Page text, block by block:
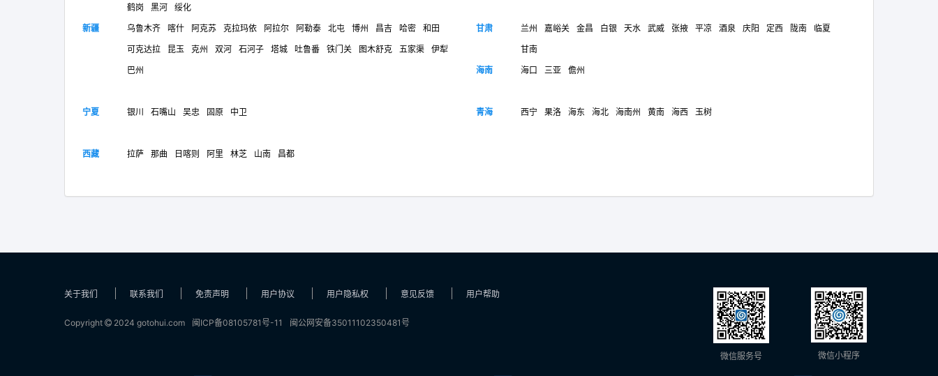
鹤岗
黑河 绥化
新疆 乌鲁木齐 喀什 阿克苏 克拉玛依 阿拉尔 阿勒泰 北屯 博州 昌吉 哈密
和田
可克达拉
昆玉 克州 双河 石河子 塔城 吐鲁番 铁门关 图木舒克 五家渠
伊犁
巴州
甘肃 兰州 嘉峪关 金昌 白银 天水 武威 张掖 平凉 酒泉 庆阳 定西 陇南
临夏
甘南
海南
海口 三亚 儋州
宁夏 银川 石嘴山 吴忠 固原 中卫 青海 西宁 果洛 海东 海北 海南州 黄南 海西 玉树
西藏 拉萨 那曲 日喀则 阿里 林芝 山南 昌都
关于我们 联系我们 免责声明 用户协议 用户隐私权 意见反馈 用户帮助
Copyright 2024 gotohui.com 闽ICP备08105781号-11 闽公网安备35011102350481号
微信小程序
微信服务号